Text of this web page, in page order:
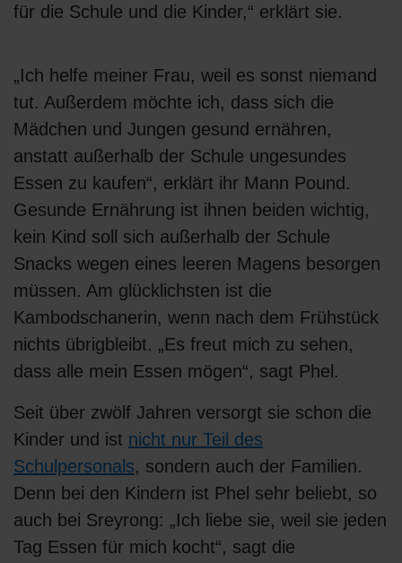
für die Schule und die Kinder,“ erklärt sie.
„Ich helfe meiner Frau, weil es sonst niemand
tut. Außerdem möchte ich, dass sich die
Mädchen und Jungen gesund ernähren,
anstatt außerhalb der Schule ungesundes
Essen zu kaufen“, erklärt ihr Mann Pound.
Gesunde Ernährung ist ihnen beiden wichtig,
kein Kind soll sich außerhalb der Schule
Snacks wegen eines leeren Magens besorgen
müssen. Am glücklichsten ist die
Kambodschanerin, wenn nach dem Frühstück
nichts übrigbleibt. „Es freut mich zu sehen,
dass alle mein Essen mögen“, sagt Phel.
Seit über zwölf Jahren versorgt sie schon die
Kinder und ist nicht nur Teil des
Schulpersonals, sondern auch der Familien.
Denn bei den Kindern ist Phel sehr beliebt, so
auch bei Sreyrong: „Ich liebe sie, weil sie jeden
Tag Essen für mich kocht“, sagt die